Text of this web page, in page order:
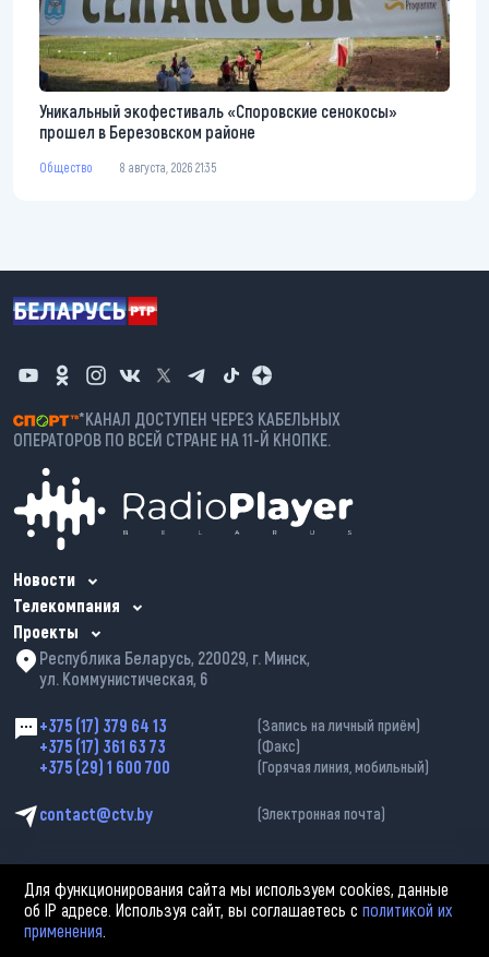
Уникальный экофестиваль «Споровские сенокосы»
прошел в Березовском районе
Общество 8 августа, 2026 21:35
*КАНАЛ ДОСТУПЕН ЧЕРЕЗ КАБЕЛЬНЫХ
ОПЕРАТОРОВ ПО ВСЕЙ СТРАНЕ НА 11-Й КНОПКЕ.
Новости
Телекомпания
Проекты
Республика Беларусь, 220029, г. Минск,
ул. Коммунистическая, 6
+375 (17) 379 64 13 (Запись на личный приём)
+375 (17) 361 63 73 (Факс)
+375 (29) 1 600 700 (Горячая линия, мобильный)
contact@ctv.by (Электронная почта)
2002—2026 © ЗАО «Столичное телевидение». При любом использовании
Для функционирования сайта мы используем cookies, данные
об IP адресе. Используя сайт, вы соглашаетесь сполитикой их
применения.